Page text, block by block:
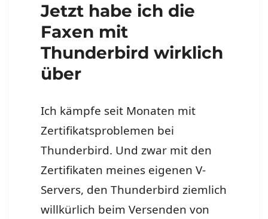
Jetzt habe ich die
Faxen mit
Thunderbird wirklich
über
Ich kämpfe seit Monaten mit
Zertifikatsproblemen bei
Thunderbird. Und zwar mit den
Zertifikaten meines eigenen V-
Servers, den Thunderbird ziemlich
willkürlich beim Versenden von